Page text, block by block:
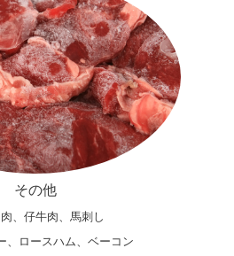
その他
肉、仔牛肉、馬刺し
、ロースハム、ベーコン